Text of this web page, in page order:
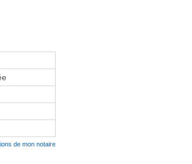
de mon notaire